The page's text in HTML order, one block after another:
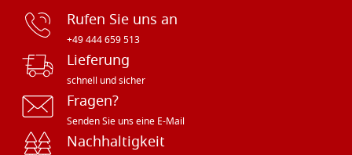
Rufen Sie uns an
+49 444 659 513
Lieferung
schnell und sicher
Fragen?
Senden Sie uns eine E-Mail
Nachhaltigkeit